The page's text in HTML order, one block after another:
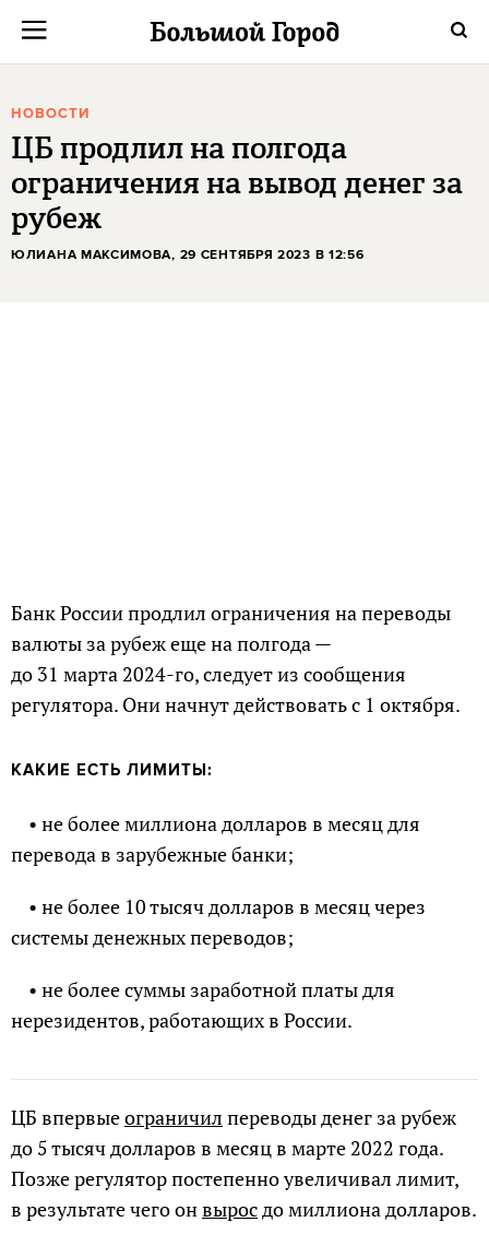
НОВОСТИ
ЦБ продлил на полгода
ограничения на вывод денег за
рубеж
ЮЛИАНА МАКСИМОВА, 29 СЕНТЯБРЯ 2023 В 12:56
Банк России продлил ограничения на переводы
валюты за рубеж еще на полгода —
до 31 марта 2024-го, следует из сообщения
регулятора. Они начнут действовать с 1 октября.
КАКИЕ ЕСТЬ ЛИМИТЫ:
• не более миллиона долларов в месяц для
перевода в зарубежные банки;
• не более 10 тысяч долларов в месяц через
системы денежных переводов;
• не более суммы заработной платы для
нерезидентов, работающих в России.
ЦБ впервыеограничил переводы денег за рубеж
до 5 тысяч долларов в месяц в марте 2022 года.
Позже регулятор постепенно увеличивал лимит,
в результате чего онвыросдо миллиона долларов.